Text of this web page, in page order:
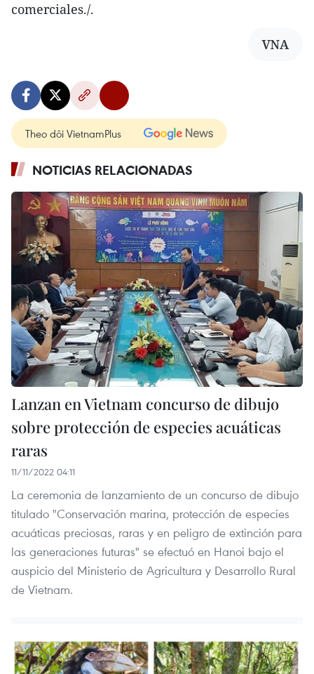
comerciales./.
VNA
Theo dõi VietnamPlus
NOTICIAS RELACIONADAS
Lanzan en Vietnam concurso de dibujo
sobre protección de especies acuáticas
raras
11/11/2022 04:11
La ceremonia de lanzamiento de un concurso de dibujo
titulado "Conservación marina, protección de especies
acuáticas preciosas, raras y en peligro de extinción para
las generaciones futuras" se efectuó en Hanoi bajo el
auspicio del Ministerio de Agricultura y Desarrollo Rural
de Vietnam.